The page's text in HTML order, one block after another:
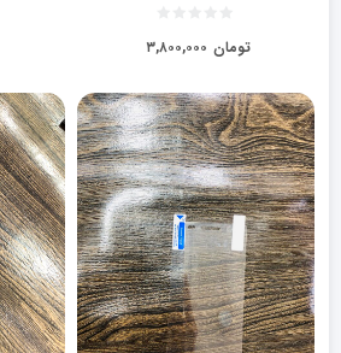
۳,۸۰۰,۰۰۰ تومان